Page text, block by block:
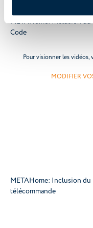
METAHome: Inclusion du
Code
Pour visionner les
MODIFIER
METAHome: Inclusion
télécommande